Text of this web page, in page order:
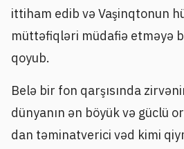
ittiham edib və Vaşinqtonun
müttəfiqləri müdafiə etməyə
qoyub.
Belə bir fon qarşısında
dünyanın ən böyük və güclü
dan təminatverici vəd kimi